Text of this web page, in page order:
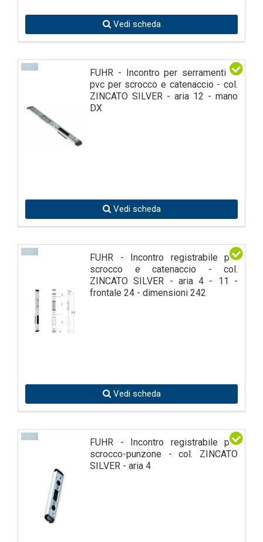
Vedi scheda
FUHR - Incontro per serramenti in
pvc per scrocco e catenaccio - col.
ZINCATO SILVER - aria 12 - mano
DX
Vedi scheda
FUHR - Incontro registrabile per
scrocco e catenaccio - col.
ZINCATO SILVER - aria 4 - 11 -
frontale 24 - dimensioni 242
Vedi scheda
FUHR - Incontro registrabile per
scrocco-punzone - col. ZINCATO
SILVER - aria 4